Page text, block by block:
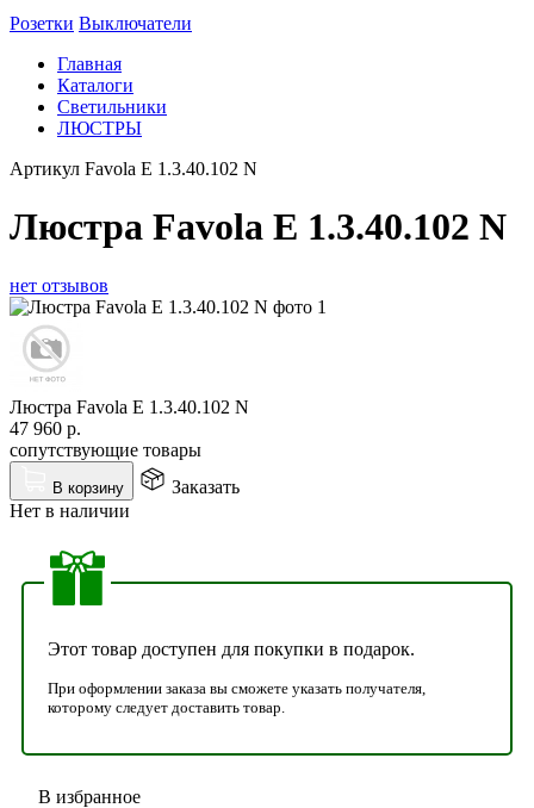
Розетки Выключатели
Главная
Каталоги
Светильники
ЛЮСТРЫ
Артикул Favola E 1.3.40.102 N
Люстра Favola E 1.3.40.102 N
нет отзывов
Люстра Favola E 1.3.40.102 N
47 960 р.
сопутствующие товары
В корзину
Заказать
Нет в наличии
Этот товар доступен для покупки в подарок.
При оформлении заказа вы сможете указать получателя,
которому следует доставить товар.
В избранное